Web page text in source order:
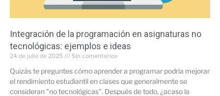
Integración de la programación en asignaturas no
tecnológicas: ejemplos e ideas
24 de julio de 2025 Sin comentarios
Quizás te preguntes cómo aprender a programar podría mejorar
el rendimiento estudiantil en clases que generalmente se
consideran "no tecnológicas". Después de todo, ¿acaso la